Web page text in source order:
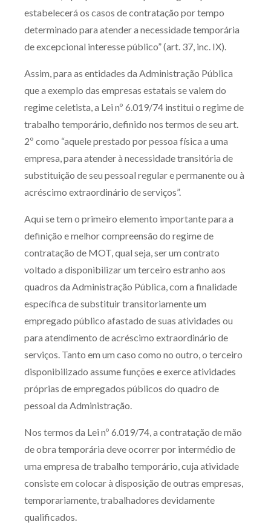
estabelecerá os casos de contratação por tempo
determinado para atender a necessidade temporária
de excepcional interesse público” (art. 37, inc. IX).
Assim, para as entidades da Administração Pública
que a exemplo das empresas estatais se valem do
regime celetista, a Lei nº 6.019/74 institui o regime de
trabalho temporário, definido nos termos de seu art.
2º como “aquele prestado por pessoa física a uma
empresa, para atender à necessidade transitória de
substituição de seu pessoal regular e permanente ou à
acréscimo extraordinário de serviços”.
Aqui se tem o primeiro elemento importante para a
definição e melhor compreensão do regime de
contratação de MOT, qual seja, ser um contrato
voltado a disponibilizar um terceiro estranho aos
quadros da Administração Pública, com a finalidade
específica de substituir transitoriamente um
empregado público afastado de suas atividades ou
para atendimento de acréscimo extraordinário de
serviços. Tanto em um caso como no outro, o terceiro
disponibilizado assume funções e exerce atividades
próprias de empregados públicos do quadro de
pessoal da Administração.
Nos termos da Lei nº 6.019/74, a contratação de mão
de obra temporária deve ocorrer por intermédio de
uma empresa de trabalho temporário, cuja atividade
consiste em colocar à disposição de outras empresas,
temporariamente, trabalhadores devidamente
qualificados.